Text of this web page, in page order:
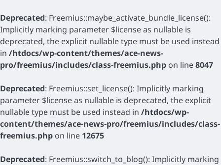
Deprecated: Freemius::maybe_activate_bundle_license():
Implicitly marking parameter $license as nullable is
deprecated, the explicit nullable type must be used instead
in /htdocs/wp-content/themes/ace-news-
pro/freemius/includes/class-freemius.php on line8047
Deprecated: Freemius::set_license(): Implicitly marking
parameter $license as nullable is deprecated, the explicit
nullable type must be used instead in /htdocs/wp-
content/themes/ace-news-pro/freemius/includes/class-
freemius.php on line 12675
Deprecated: Freemius::switch_to_blog(): Implicitly marking